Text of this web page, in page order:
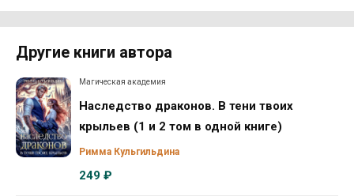
Другие книги автора
Магическая академия
Наследство драконов. В тени твоих
крыльев (1 и 2 том в одной книге)
Римма Кульгильдина
249 ₽